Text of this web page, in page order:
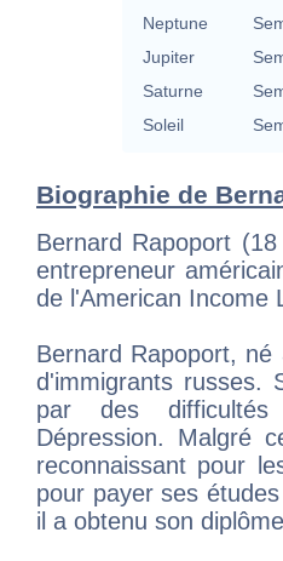
Neptune
Jupiter
Saturne
Soleil
Biographie de
Bernard Rapoport
entrepreneur
de l'American Income
Bernard Rapoport,
d'immigrants russes.
par des
Dépression. Malgré
reconnaissant pour
pour payer ses
il a obtenu son